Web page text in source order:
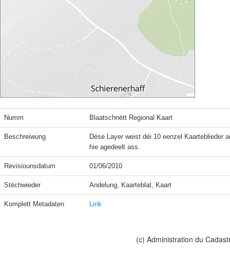
Numm Blaatschnëtt Regional Kaart
Beschreiwung
Dëse Layer weist déi 10 eenzel Kaarteblieder
hie agedeelt ass.
Revisiounsdatum 01/06/2010
Stëchwieder Andelung, Kaarteblat, Kaart
Komplett Metadaten Link
(c) Administration du